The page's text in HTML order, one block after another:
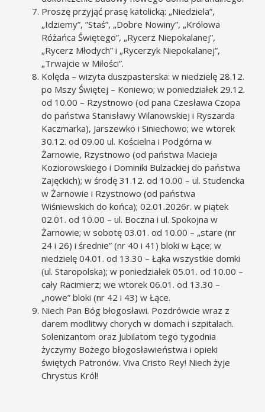
Proszę przyjąć prasę katolicką: „Niedziela”,
„Idziemy”, ”Staś”, „Dobre Nowiny”, „Królowa
Różańca Świętego”, „Rycerz Niepokalanej”,
„Rycerz Młodych” i „Rycerzyk Niepokalanej”,
„Trwajcie w Miłości”.
Kolęda – wizyta duszpasterska: w niedzielę 28.12.
po Mszy Świętej – Koniewo; w poniedziałek 29.12.
od 10.00 – Rzystnowo (od pana Czesława Czopa
do państwa Stanisławy Wilanowskiej i Ryszarda
Kaczmarka), Jarszewko i Siniechowo; we wtorek
30.12. od 09.00 ul. Kościelna i Podgórna w
Żarnowie, Rzystnowo (od państwa Macieja
Koziorowskiego i Dominiki Bulzackiej do państwa
Zajęckich); w środę 31.12. od 10.00 – ul. Studencka
w Żarnowie i Rzystnowo (od państwa
Wiśniewskich do końca); 02.01.2026r. w piątek
02.01. od 10.00 – ul. Boczna i ul. Spokojna w
Żarnowie; w sobotę 03.01. od 10.00 – „stare (nr
24 i 26) i średnie” (nr 40 i 41) bloki w Łące; w
niedzielę 04.01. od 13.30 – Łąka wszystkie domki
(ul. Staropolska); w poniedziałek 05.01. od 10.00 –
cały Racimierz; we wtorek 06.01. od 13.30 –
„nowe” bloki (nr 42 i 43) w Łące.
Niech Pan Bóg błogosławi. Pozdrówcie wraz z
darem modlitwy chorych w domach i szpitalach.
Solenizantom oraz Jubilatom tego tygodnia
życzymy Bożego błogosławieństwa i opieki
świętych Patronów. Viva Cristo Rey! Niech żyje
Chrystus Król!